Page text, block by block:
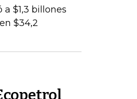
$1,3 billones
$34,2